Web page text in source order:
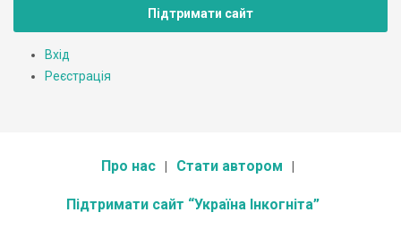
Підтримати сайт
Вхід
Реєстрація
Про нас Стати автором
Підтримати сайт “Україна Інкогніта”